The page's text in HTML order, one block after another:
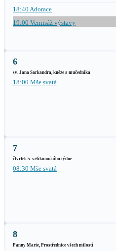
18:40 Adorace
19:00 Vernisáž výstavy
6
sv. Jana Sarkandra, kněze a mučedníka
18:00 Mše svatá
7
čtvrtek 5. velikonočního týdne
08:30 Mše svatá
8
Panny Marie, Prostřednice všech milostí